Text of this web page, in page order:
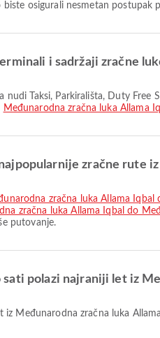
biste osigurali nesmetan postupak
i sadržaji zračne
Međunarodna zračna luka Allama
zračne rute
zračna luka Allama
zračna luka Allama Iqbal do
putovanje.
sati polazi najraniji let iz
iz Međunarodna zračna luka